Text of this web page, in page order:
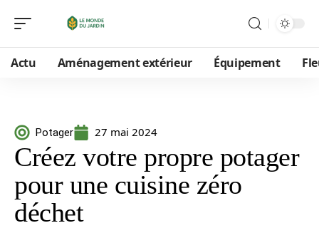
Actu Aménagement extérieur Équipement
Potager 27 mai 2024
Créez votre propre potager
pour une cuisine zéro
déchet